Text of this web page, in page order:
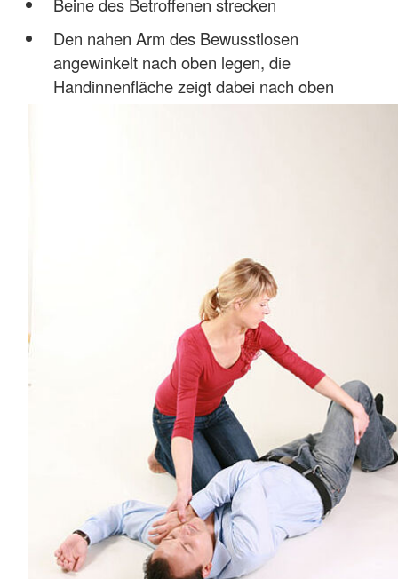
Beine des Betroffenen strecken
Den nahen Arm des Bewusstlosen
angewinkelt nach oben legen, die
Handinnenfläche zeigt dabei nach oben